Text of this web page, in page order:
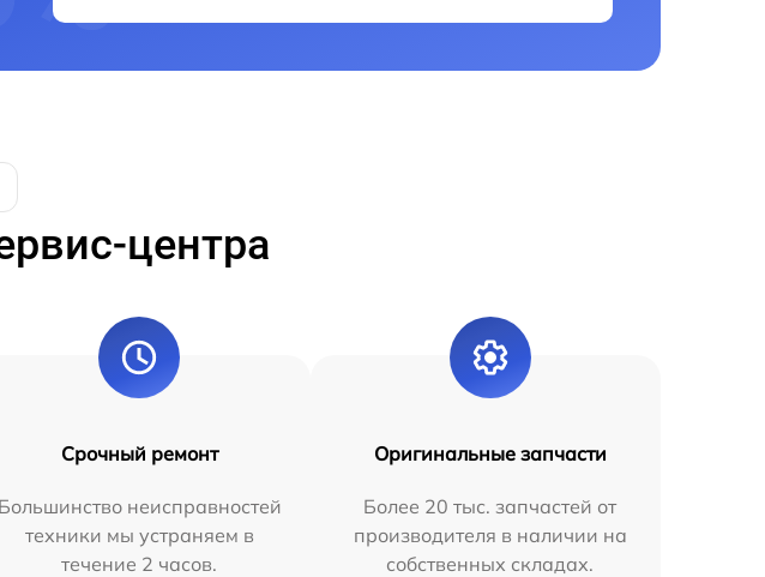
центра
Срочный ремонт
Большинство неисправностей
техники мы устраняем в
течение 2 часов.
Оригинальные запчасти
Более 20 тыс. запчастей от
производителя в наличии на
собственных складах.